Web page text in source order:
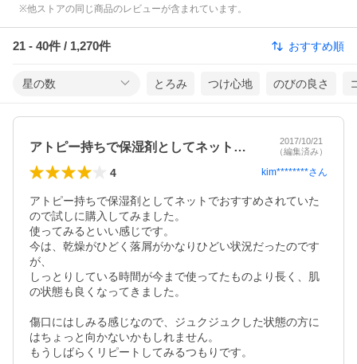
※他ストアの同じ商品のレビューが含まれています。
21 - 40件 / 1,270件 おすすめ順
星の数 とろみ つけ心地 のびの良さ
アトピー持ちで保湿剤としてネットでおす…
2017/10/21
（編集済み）
4 kim********さん
アトピー持ちで保湿剤としてネットでおすすめされていた
ので試しに購入してみました。
使ってみるといい感じです。
今は、乾燥がひどく落屑がかなりひどい状況だったのです
が、
しっとりしている時間が今まで使ってたものより長く、肌
の状態も良くなってきました。
傷口にはしみる感じなので、ジュクジュクした状態の方に
はちょっと向かないかもしれません。
もうしばらくリピートしてみるつもりです。